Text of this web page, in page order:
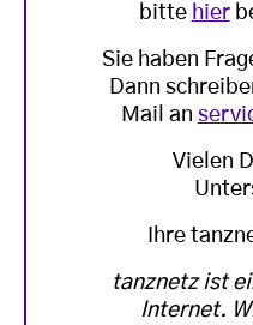
bitte hier
Sie haben
Dann
Mail an
Vielen
Ihre
tanznetz ist
Internet.